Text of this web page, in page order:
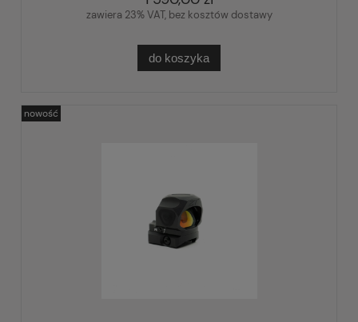
zawiera 23% VAT, bez kosztów dostawy
do koszyka
nowość